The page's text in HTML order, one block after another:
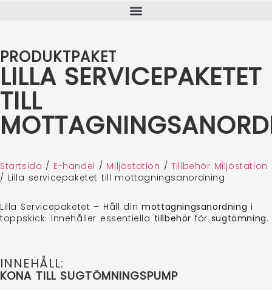
PRODUKTPAKET
LILLA SERVICEPAKETET
TILL
Startsida / E-handel / Miljöstation /Tillbehör Miljöstation
/ Lilla servicepaketet till mottagningsanordning
Lilla Servicepaketet – Håll dinmottagningsanordning i
toppskick. Innehåller essentiella tillbehör för sugtömning.
INNEHÅLL:
KONA TILL SUGTÖMNINGSPUMP